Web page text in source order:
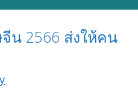
น 2566 ส่งให้คน